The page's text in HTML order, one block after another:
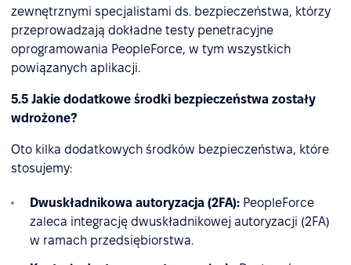
zewnętrznymi specjalistami ds. bezpieczeństwa, którzy
przeprowadzają dokładne testy penetracyjne
oprogramowania PeopleForce, w tym wszystkich
powiązanych aplikacji.
5.5 Jakie dodatkowe środki bezpieczeństwa zostały
wdrożone?
Oto kilka dodatkowych środków bezpieczeństwa, które
stosujemy:
Dwuskładnikowa autoryzacja (2FA): PeopleForce
zaleca integrację dwuskładnikowej autoryzacji (2FA)
w ramach przedsiębiorstwa.